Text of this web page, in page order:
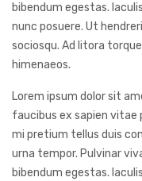
bibendum egestas.
nunc posuere. Ut
sociosqu. Ad litora
himenaeos.
Lorem ipsum dolor sit
faucibus ex sapien vitae
mi pretium tellus duis
urna tempor. Pulvinar
bibendum egestas.